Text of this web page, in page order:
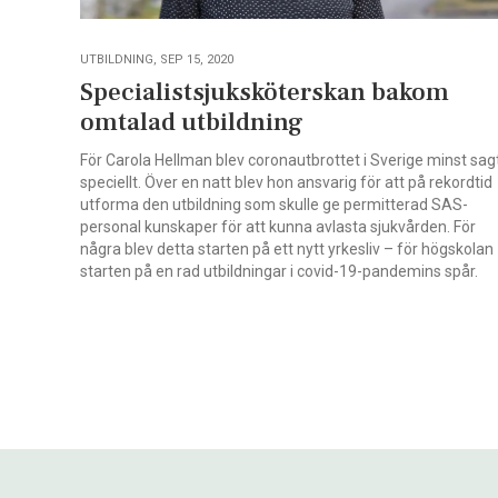
UTBILDNING, SEP 15, 2020
Specialistsjuksköterskan bakom
omtalad utbildning
För Carola Hellman blev coronautbrottet i Sverige minst
speciellt. Över en natt blev hon ansvarig för att på rekordtid
utforma den utbildning som skulle ge permitterad SAS-
personal kunskaper för att kunna avlasta sjukvården. För
några blev detta starten på ett nytt yrkesliv – för högskolan
starten på en rad utbildningar i covid-19-pandemins spår.